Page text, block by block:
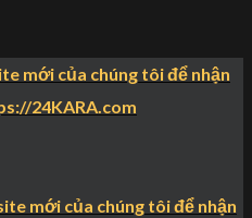
mới của chúng tôi để nhận
24KARA.com
mới của chúng tôi để nhận